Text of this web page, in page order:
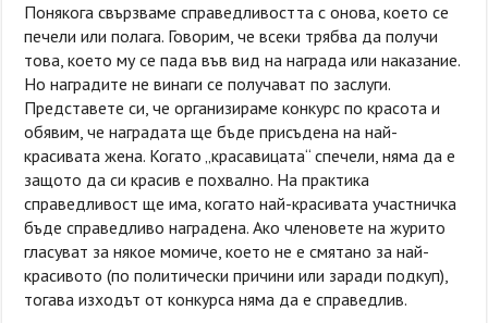
Понякога свързваме справедливостта с онова, което се
печели или полага. Говорим, че всеки трябва да получи
това, което му се пада във вид на награда или наказание.
Но наградите не винаги се получават по заслуги.
Представете си, че организираме конкурс по красота и
обявим, че наградата ще бъде присъдена на най-
красивата жена. Когато „красавицата“ спечели, няма да е
защото да си красив е похвално. На практика
справедливост ще има, когато най-красивата участничка
бъде справедливо наградена. Ако членовете на журито
гласуват за някое момиче, което не е смятано за най-
красивото (по политически причини или заради подкуп),
тогава изходът от конкурса няма да е справедлив.